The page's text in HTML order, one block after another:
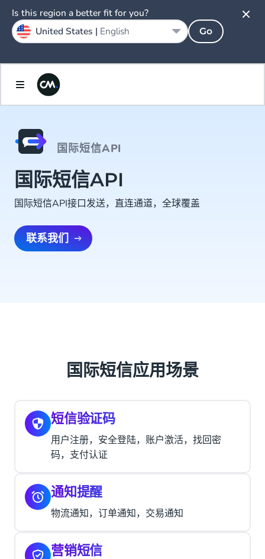
国际短信API
国际短信API
国际短信API接口发送，直连通道，全球覆盖
联系我们
国际短信应用场景
短信验证码
用户注册，安全登陆，账户激活，找回密
码，支付认证
通知提醒
物流通知，订单通知，交易通知
营销短信
Is this region a better fit for you?
United States | English Go